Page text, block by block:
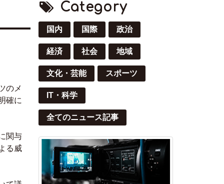
のメ
確に
関与
る威
Category
国内 国際 政治
経済 社会 地域
文化・芸能 スポーツ
IT・科学
全てのニュース記事